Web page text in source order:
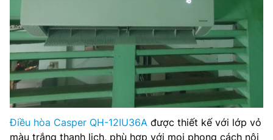
Điều hòa Casper QH-12IU36A được thiết kế với lớp vỏ
màu trắng thanh lịch, phù hợp với mọi phong cách nội